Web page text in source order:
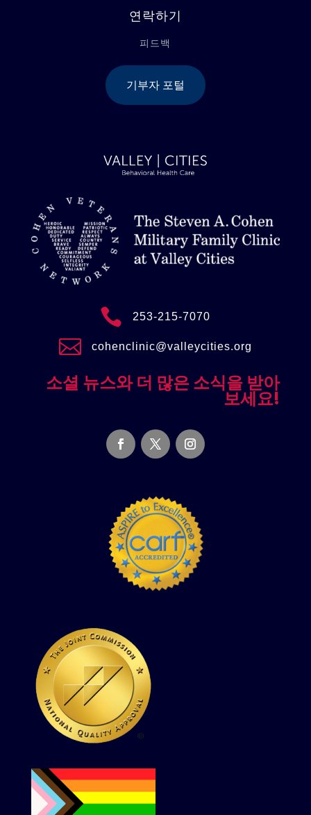
연락하기
피드백
기부자 포털
 253-215-7070
 cohenclinic@valleycities.org
소셜 뉴스와 더 많은 소식을 받아
보세요!